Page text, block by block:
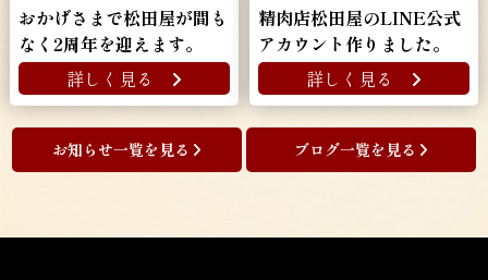
おかげさまで松田屋が間も
なく2周年を迎えます。
詳しく見る
精肉店松田屋のLINE公式
アカウント作りました。
詳しく見る
お知らせ一覧を見る ブログ一覧を見る